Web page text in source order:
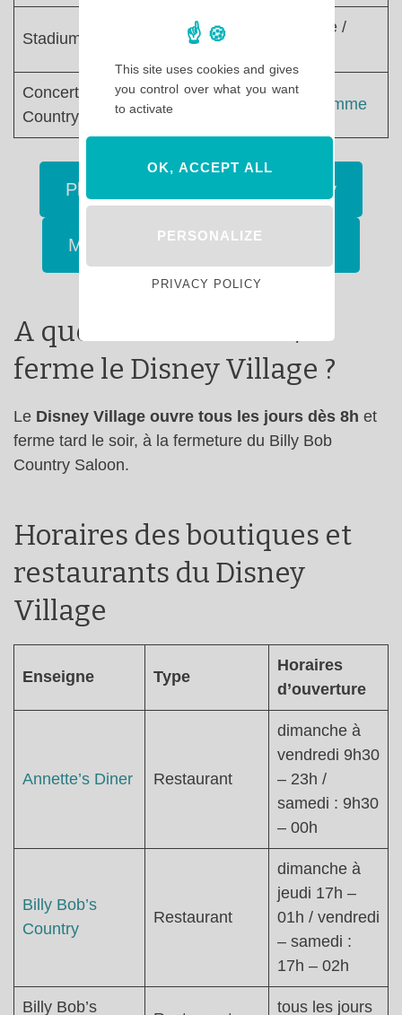
Stadium
Salle d’arcade /
Concerts au Billy Bob
Country Saloon
Voir le programme
Plus d’infos sur les séjours Disney
Mes billets parcs à partir de 49€ !
A quelle heure ouvre /
ferme le Disney Village ?
Le Disney Village ouvre tous les jours dès 8h et
ferme tard le soir, à la fermeture du Billy Bob
Country Saloon.
Horaires des boutiques et
restaurants du Disney
Village
Enseigne Type
Horaires
d’ouverture
Annette’s Diner Restaurant
dimanche à
vendredi 9h30
– 23h /
samedi : 9h30
– 00h
Billy Bob’s
Country
Restaurant
dimanche à
jeudi 17h –
01h / vendredi
– samedi :
17h – 02h
Billy Bob’s
tous les jours
This site uses cookies and gives
you control over what you want
to activate
OK, ACCEPT ALL
PERSONALIZE
PRIVACY POLICY